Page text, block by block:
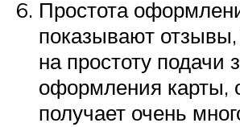
Простота
показывают
на простоту подачи
оформления карты,
получает очень